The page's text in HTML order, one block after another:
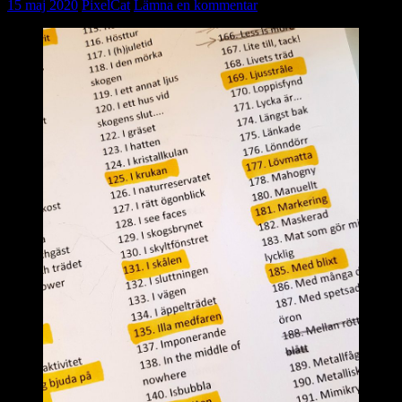
15 maj 2020 PixelCat Lämna en kommentar